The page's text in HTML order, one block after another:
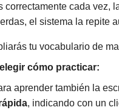
correctamente cada vez,
el sistema la repite
tu vocabulario de
cómo practicar:
aprender también la
, indicando con un